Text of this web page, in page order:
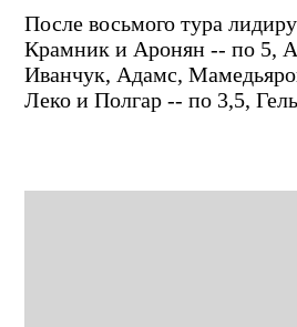
После восьмого тура
Крамник и Аронян -- по 5,
Иванчук, Адамс,
Леко и Полгар -- по 3,5,